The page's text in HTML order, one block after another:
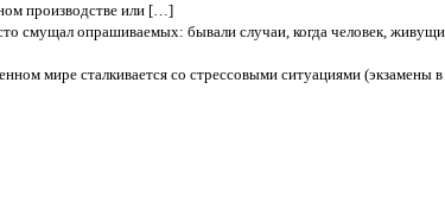
производстве или […]
смущал опрашиваемых: бывали случаи, когда человек,
мире сталкивается со стрессовыми ситуациями (экзамены